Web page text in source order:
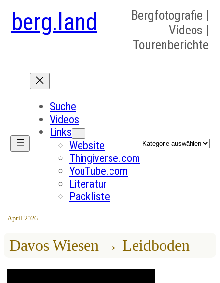
berg.land
Bergfotografie |
Videos |
Tourenberichte
Suche
Videos
Links
Website
Thingiverse.com
YouTube.com
Literatur
Packliste
Kategorien
April 2026
Davos Wiesen → Leidboden